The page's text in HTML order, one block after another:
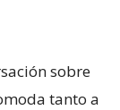
sobre
tanto a